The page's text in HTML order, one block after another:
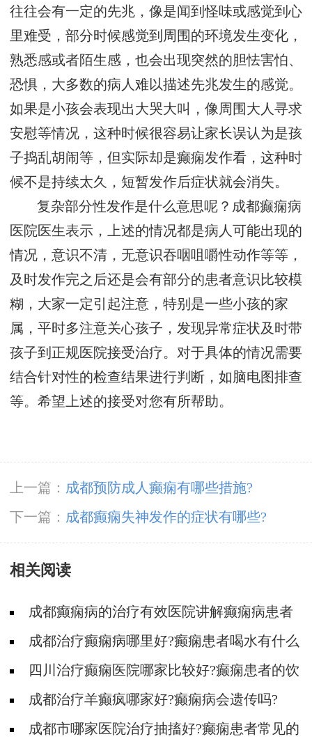
往往会有一定的先兆，像是闻到怪味或感觉到心
里难受，部分时候感觉到周围的环境发生变化，
熟悉感或者陌生感，也会出现突然的胆怯害怕、
恐惧，大多数的病人难以描述先兆发生的感觉。
如果是小孩会表现出大哭大叫，像周围大人寻求
安慰等情况，这种时候很容易让家长误认为是孩
子捣乱胡闹等，但实际却是癫痫发作看，这种时
候不是持续太久，短暂发作后症状就会消失。
复杂部分性发作是什么意思呢？成都癫痫病
医院医生表示，上述的情况都是病人可能出现的
情况，意识不清，无意识吞咽咀嚼性动作等等，
及时发作完之后还是会有部分的患者意识比较模
糊，大家一定引起注意，特别是一些小孩的家
属，平时多注意关心孩子，发现异常症状及时带
孩子到正规医院接受治疗。对于具体的情况需要
结合针对性的检查结果进行判断，如脑电图排查
等。希望上述的接受对您有所帮助。
上一篇： 成都预防成人癫痫有哪些措施?
下一篇： 成都癫痫失神发作的症状有哪些?
相关阅读
成都癫痫病的治疗有效医院讲解癫痫病患者
的护理!
成都治疗癫痫病哪里好?癫痫患者喝水有什么
讲究?四川治疗癫痫医院哪家比较好?癫痫患者的饮
食要注意哪些方面?
成都治疗羊癫疯哪家好?癫痫病会遗传吗?
成都市哪家医院治疗抽搐好?癫痫患者常见的